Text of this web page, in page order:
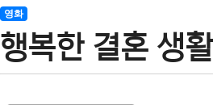
영화
행복한 결혼 생